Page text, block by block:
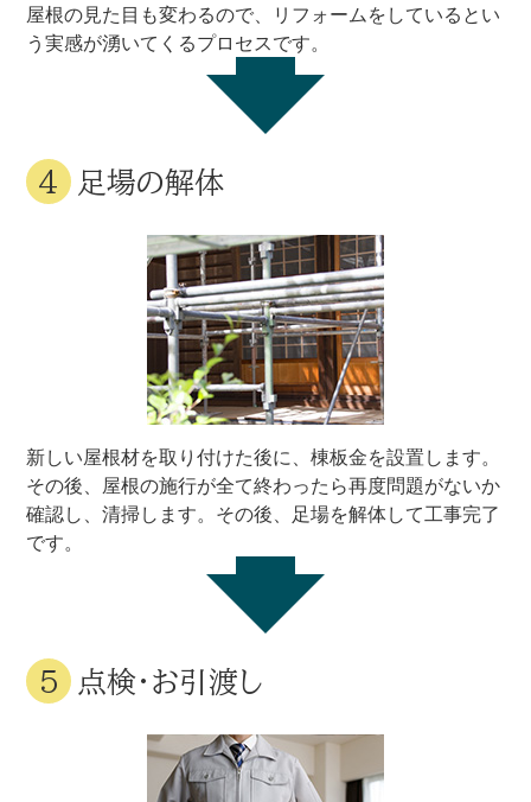
屋根の見た目も変わるので、リフォームをしているとい
う実感が湧いてくるプロセスです。
足場の解体
新しい屋根材を取り付けた後に、棟板金を設置します。
その後、屋根の施行が全て終わったら再度問題がないか
確認し、清掃します。その後、足場を解体して工事完了
です。
点検・お引渡し